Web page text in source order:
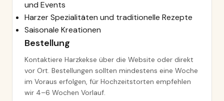
und Events
Harzer Spezialitäten und traditionelle Rezepte
Saisonale Kreationen
Bestellung
Kontaktiere Harzkekse über die Website oder direkt
vor Ort. Bestellungen sollten mindestens eine Woche
im Voraus erfolgen, für Hochzeitstorten empfehlen
wir 4–6 Wochen Vorlauf.